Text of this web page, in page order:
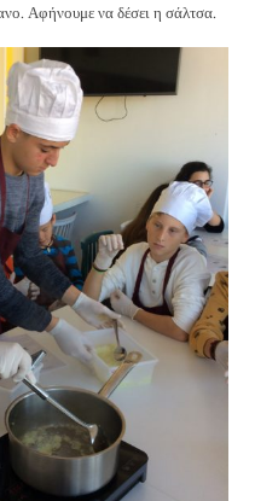
Αφήνουμε να δέσει η σάλτσα.